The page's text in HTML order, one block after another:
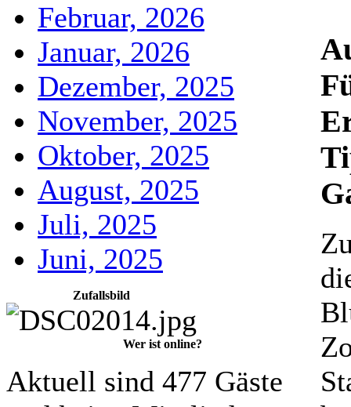
Februar, 2026
Januar, 2026
Dezember, 2025
November, 2025
Oktober, 2025
August, 2025
Juli, 2025
Juni, 2025
Zufallsbild
Wer ist online?
Aktuell sind 477 Gäste